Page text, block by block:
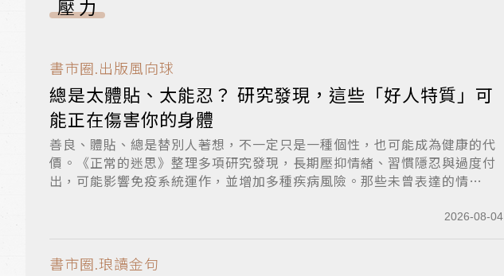
壓力
書市圈.出版風向球
總是太體貼、太能忍？ 研究發現，這些「好人特質」可
能正在傷害你的身體
善良、體貼、總是替別人著想，不一定只是一種個性，也可能成為健康的代
價。《正常的迷思》整理多項研究發現，長期壓抑情緒、習慣隱忍與過度付
出，可能影響免疫系統運作，並增加多種疾病風險。那些未曾表達的情
2026-08-04
書市圈.琅讀金句